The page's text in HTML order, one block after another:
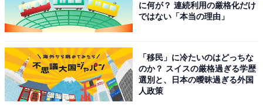
HiKOKI(ハイコーキ) フォームボトル タイヤブラシ 洗浄ブ
ラシ付 家庭用高圧洗浄機 水道接続式 AC100V 1200W
10m高圧ホース付 ブルー FAW105(SC)
Amazonで見る
HiKOKI「FWH18DA」
に何が？ 連続利用の厳格化だけ
ではない「本当の理由」
「移民」に冷たいのはどっちな
のか？ スイスの厳格過ぎる学歴
選別と、日本の曖昧過ぎる外国
人政策